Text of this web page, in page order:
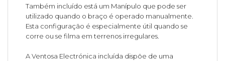
Também incluído está um Manípulo que pode ser
utilizado quando o braço é operado manualmente.
Esta configuração é especialmente útil quando se
corre ou se filma em terrenos irregulares.
A Ventosa Electrónica incluída dispõe de uma